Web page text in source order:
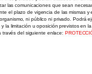
las comunicaciones que sean
el plazo de vigencia de las mismas y
ni público ni privado. Podrá
la limitación u oposición previstos en
del siguiente enlace: